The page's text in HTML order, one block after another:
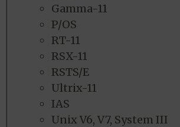
Gamma-11
P/OS
RT-11
RSX-11
RSTS/E
Ultrix-11
IAS
Unix V6, V7, System III